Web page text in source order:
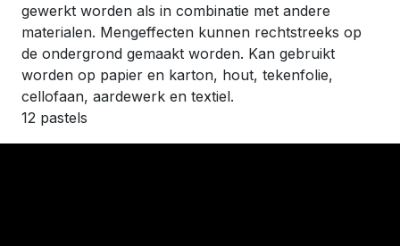
gewerkt worden als in combinatie met andere
materialen. Mengeffecten kunnen rechtstreeks op
de ondergrond gemaakt worden. Kan gebruikt
worden op papier en karton, hout, tekenfolie,
cellofaan, aardewerk en textiel.
12 pastels